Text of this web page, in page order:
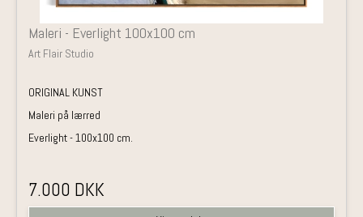
Maleri - Everlight 100x100 cm
Art Flair Studio
ORIGINAL KUNST
Maleri på lærred
Everlight - 100x100 cm.
7.000 DKK